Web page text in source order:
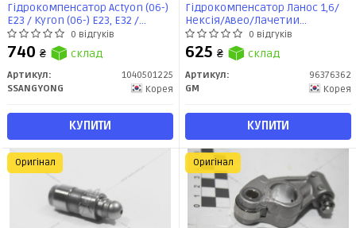
Гідрокомпенсатор Actyon (06-)
E23 / Kyron (06-) E23, E32 /
Rexton (02-) E23, E28, E32
(1040501225) SsangYong
0 відгуків
740 ₴ склад
Артикул:
1040501225
SSANGYONG
Корея
КУПИТИ
Гідрокомпенсатор Ланос 1,6/
Нексія/Авео/Лачетии
(низький) (1шт.) (кратно 4)
(96376362) GM
0 відгуків
625 ₴ склад
Артикул:
96376362
GM
Корея
КУПИТИ
Оригінал Оригінал